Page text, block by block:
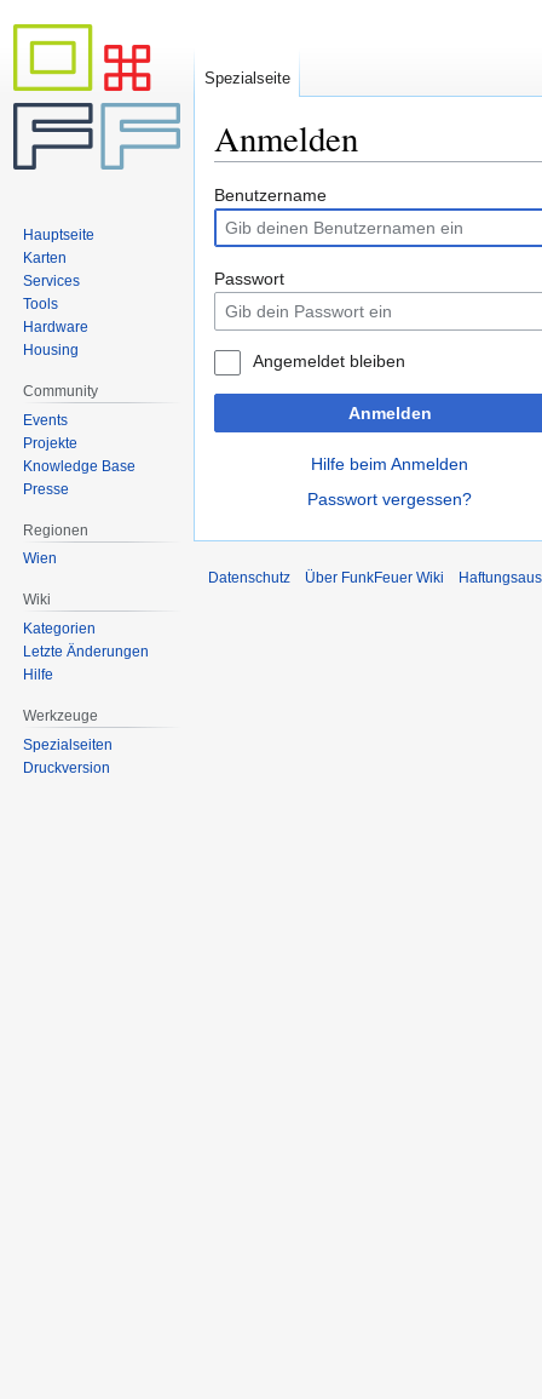
Anmelden
Zur
Navigation
springen
Zur
Suche
springen
Benutzername
Passwort
Angemeldet bleiben
Anmelden
Hilfe beim Anmelden
Passwort vergessen?
Spezialseite
Hauptseite
Karten
Services
Tools
Hardware
Housing
Community
Events
Projekte
Knowledge Base
Presse
Regionen
Wien
Wiki
Kategorien
Letzte Änderungen
Hilfe
Werkzeuge
Spezialseiten
Druckversion
Datenschutz Über FunkFeuer Wiki